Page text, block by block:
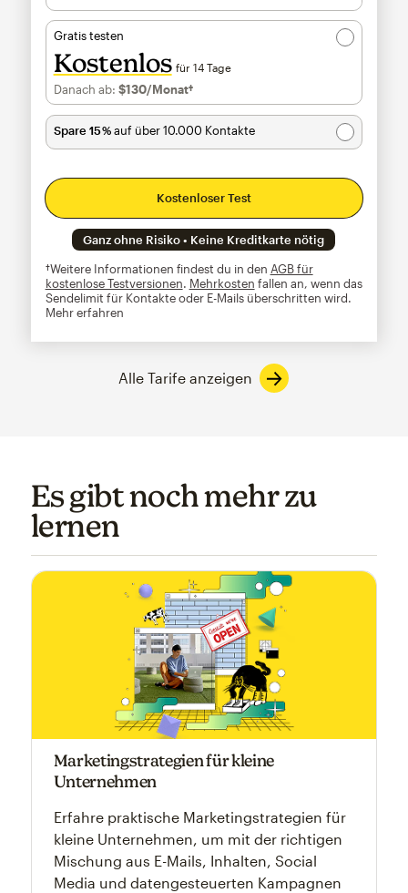
Gratis testen
Kostenlos für 14 Tage
Danach ab: $130/Monat†pro Monat†
Spare 15 %auf über 10.000 Kontakte
Kostenloser Test
Ganz ohne Risiko • Keine Kreditkarte nötig
†Weitere Informationen findest du in den AGB für
kostenlose Testversionen. Mehrkosten fallen an, wenn das
Sendelimit für Kontakte oder E-Mails überschritten wird.
Mehr erfahren
Alle Tarife anzeigen
Es gibt noch mehr zu
lernen
Marketingstrategien für kleine
Unternehmen
Erfahre praktische Marketingstrategien für
kleine Unternehmen, um mit der richtigen
Mischung aus E-Mails, Inhalten, Social
Media und datengesteuerten Kampagnen